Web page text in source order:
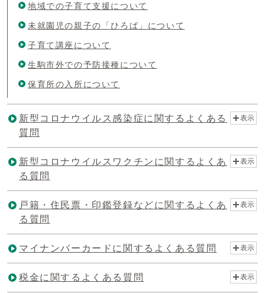
地域での子育て支援について
未就園児の親子の「ひろば」について
子育て講座について
生駒市外での予防接種について
保育所の入所について
新型コロナウイルス感染症に関するよくある
質問
表示
新型コロナウイルスワクチンに関するよくあ
る質問
表示
戸籍・住民票・印鑑登録などに関するよくあ
る質問
表示
マイナンバーカードに関するよくある質問 表示
税金に関するよくある質問 表示